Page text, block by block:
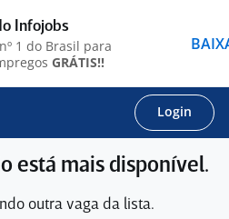
Login
está mais disponível.
outra vaga da lista.
Infojobs
1 do Brasil para
GRÁTIS!!